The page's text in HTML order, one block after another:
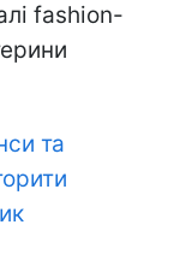
fashion-
та